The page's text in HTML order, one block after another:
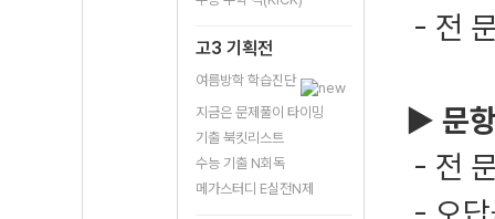
고3 기획전
여름방학 학습진단
지금은 문제풀이 타이밍
기출 북킷리스트
수능 기출 N회독
메가스터디 E실전N제
- 전
▶ 문
- 전